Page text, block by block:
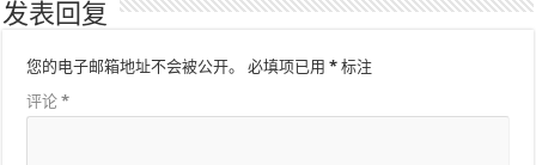
发表回复
您的电子邮箱地址不会被公开。 必填项已用* 标注
评论*